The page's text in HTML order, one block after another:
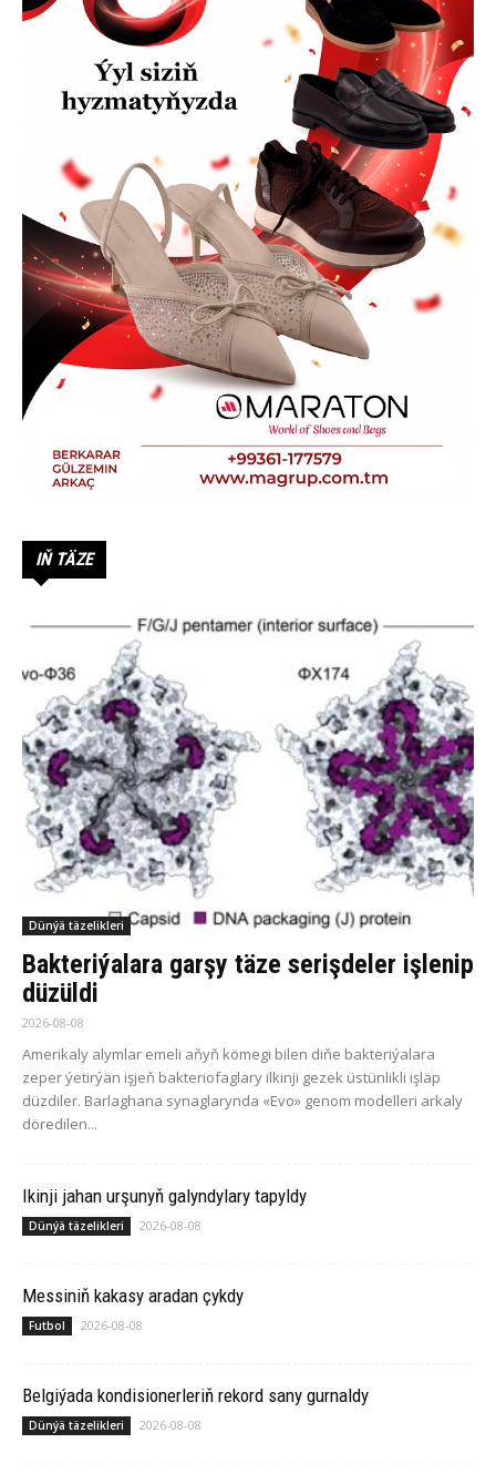
IŇ TÄZE
Dünýä täzelikleri
Bakteriýalara garşy täze serişdeler işlenip
düzüldi
2026-08-08
Amerikaly alymlar emeli aňyň kömegi bilen diňe bakteriýalara
zeper ýetirýän işjeň bakteriofaglary ilkinji gezek üstünlikli işläp
düzdiler. Barlaghana synaglarynda «Evo» genom modelleri arkaly
döredilen...
Ikinji jahan urşunyň galyndylary tapyldy
Dünýä täzelikleri 2026-08-08
Messiniň kakasy aradan çykdy
Futbol 2026-08-08
Belgiýada kondisionerleriň rekord sany gurnaldy
Dünýä täzelikleri 2026-08-08